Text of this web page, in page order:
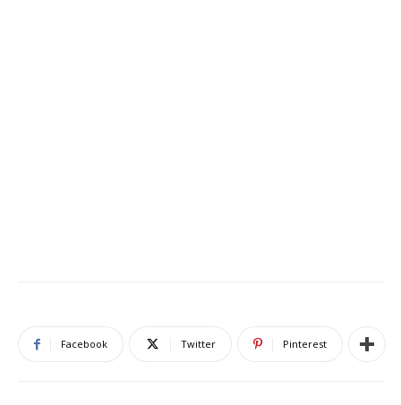
Facebook Twitter Pinterest